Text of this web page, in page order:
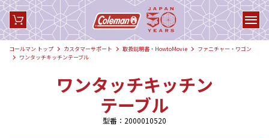
コールマン トップ カスタマーサポート 取扱説明書・HowtoMovie
ファニチャー・ワゴン
ワンタッチキッチンテーブル
ワンタッチキッチン
テーブル
型番：2000010520